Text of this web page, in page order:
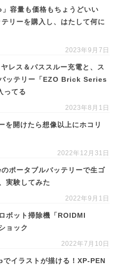
容量も価格もちょうどいい
リーを購入し、はたして何に
2023年9月7日
レス＆パススルー充電と、ス
ッテリー「EZO Brick Series
ってる
2023年8月1日
を開けたら想像以上にホコリ
2022年12月31日
ポータブルバッテリーで生ゴ
実験してみた
2022年9月1日
ボット掃除機「ROIDMI
ョック
2022年7月10日
イラストが描ける！XP-PEN